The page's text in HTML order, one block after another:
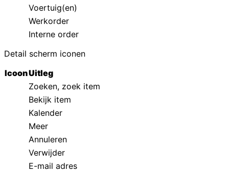
Voertuig(en)
Werkorder
Interne order
Detail scherm iconen
IcoonUitleg
Zoeken, zoek item
Bekijk item
Kalender
Meer
Annuleren
Verwijder
E-mail adres